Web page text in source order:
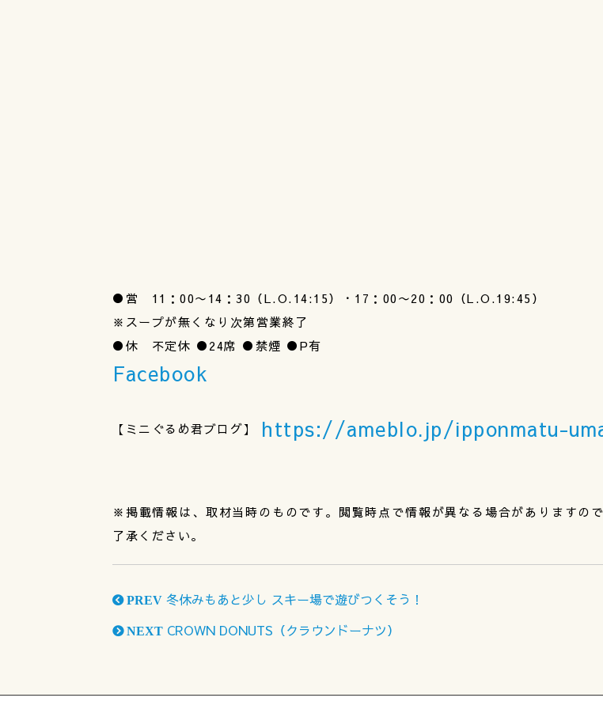
●営 11：00〜14：30（L.O.14:15）・17：00〜20：00（L.O.19:45）
※スープが無くなり次第営業終了
●休 不定休 ●24席 ●禁煙 ●P有
Facebook
【ミニぐるめ君ブログ】 https://ameblo.jp/ipponmatu-
※掲載情報は、取材当時のものです。閲覧時点で情報が異なる場合がありますの
了承ください。
PREV 冬休みもあと少し スキー場で遊びつくそう！
NEXT CROWN DONUTS（クラウンドーナツ）